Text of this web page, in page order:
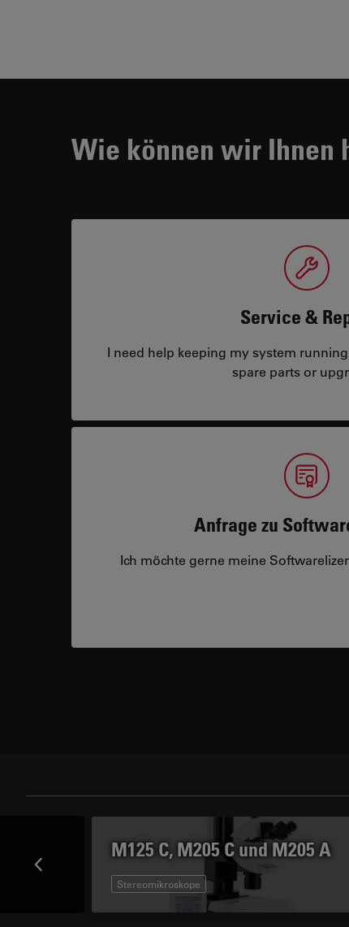
Wie können wir Ihnen
Service &
I need help keeping my system
spare parts or
Anfrage zu
Ich möchte gerne meine
M125 C, M205 C und M205 A
Stereomikroskope